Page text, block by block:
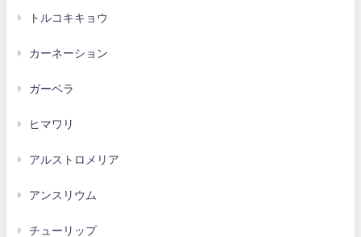
トルコキキョウ
カーネーション
ガーベラ
ヒマワリ
アルストロメリア
アンスリウム
チューリップ